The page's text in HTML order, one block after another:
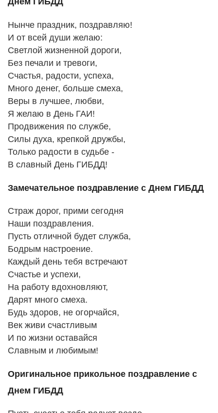
Нынче праздник, поздравляю!
И от всей души желаю:
Светлой жизненной дороги,
Без печали и тревоги,
Счастья, радости, успеха,
Много денег, больше смеха,
Веры в лучшее, любви,
Я желаю в День ГАИ!
Продвижения по службе,
Силы духа, крепкой дружбы,
Только радости в судьбе -
В славный День ГИБДД!
Замечательное поздравление с Днем ГИБДД
Страж дорог, прими сегодня
Наши поздравления.
Пусть отличной будет служба,
Бодрым настроение.
Каждый день тебя встречают
Счастье и успехи,
На работу вдохновляют,
Дарят много смеха.
Будь здоров, не огорчайся,
Век живи счастливым
И по жизни оставайся
Славным и любимым!
Оригинальное прикольное поздравление с
Днем ГИБДД